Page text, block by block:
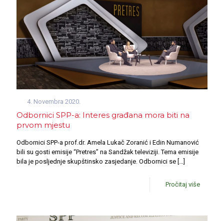
4. Novembra 2020.
Odbornici SPP-a: Interes građana mora biti na
prvom mjestu
Odbornici SPP-a prof.dr. Amela Lukač Zoranić i Edin Numanović
bili su gosti emisije “Pretres” na Sandžak televiziji. Tema emisije
bila je posljednje skupštinsko zasjedanje. Odbornici se
Pročitaj više